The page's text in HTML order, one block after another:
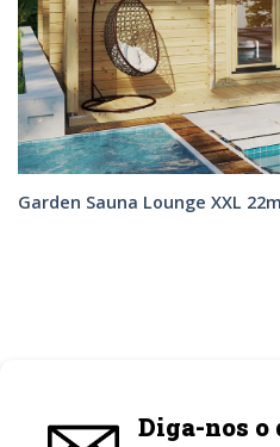
Garden Sauna Lounge XXL
Diga-nos o